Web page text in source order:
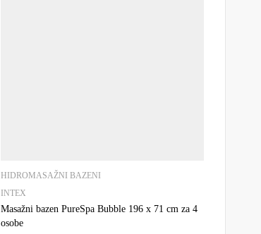
HIDROMASAŽNI BAZENI
INTEX
Masažni bazen PureSpa Bubble 196 x 71 cm za 4
osobe